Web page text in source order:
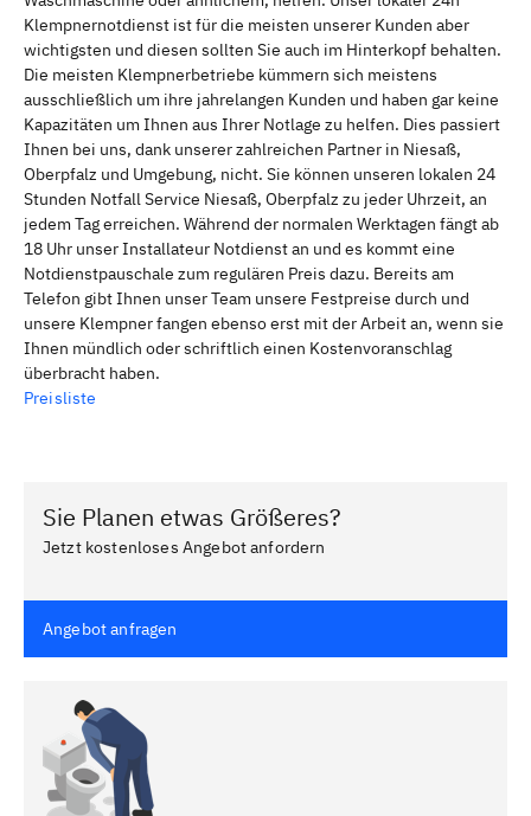
Klempnernotdienst ist für die meisten unserer Kunden aber
wichtigsten und diesen sollten Sie auch im Hinterkopf behalten.
Die meisten Klempnerbetriebe kümmern sich meistens
ausschließlich um ihre jahrelangen Kunden und haben gar keine
Kapazitäten um Ihnen aus Ihrer Notlage zu helfen. Dies passiert
Ihnen bei uns, dank unserer zahlreichen Partner in Niesaß,
Oberpfalz und Umgebung, nicht. Sie können unseren lokalen 24
Stunden Notfall Service Niesaß, Oberpfalz zu jeder Uhrzeit, an
jedem Tag erreichen. Während der normalen Werktagen fängt ab
18 Uhr unser Installateur Notdienst an und es kommt eine
Notdienstpauschale zum regulären Preis dazu. Bereits am
Telefon gibt Ihnen unser Team unsere Festpreise durch und
unsere Klempner fangen ebenso erst mit der Arbeit an, wenn sie
Ihnen mündlich oder schriftlich einen Kostenvoranschlag
überbracht haben.
Preisliste
Sie Planen etwas Größeres?
Jetzt kostenloses Angebot anfordern
Angebot anfragen